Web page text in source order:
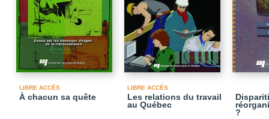
LIBRE ACCÈS
À chacun sa quête
LIBRE ACCÈS
Les relations du travail
au Québec
?